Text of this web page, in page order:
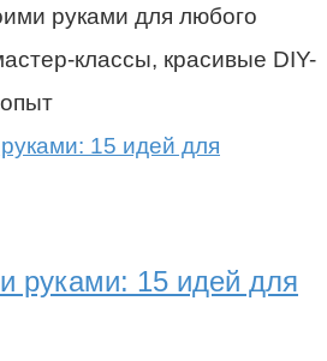
руками для любого
классы, красивые DIY-
руками: 15 идей для